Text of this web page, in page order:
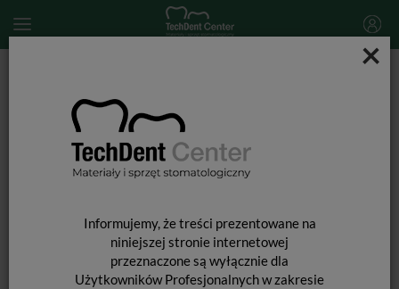
×
Informujemy, że treści prezentowane na
niniejszej stronie internetowej
przeznaczone są wyłącznie dla
Użytkowników Profesjonalnych w zakresie
Końcówka do skalera Woodpecker (standard EMS) / P18